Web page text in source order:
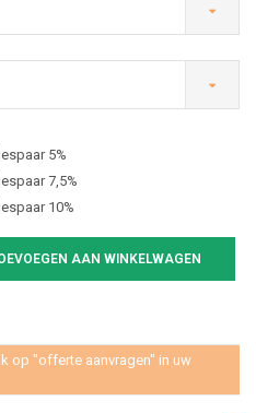
5%
7,5%
10%
AAN WINKELWAGEN
op "offerte aanvragen" in uw